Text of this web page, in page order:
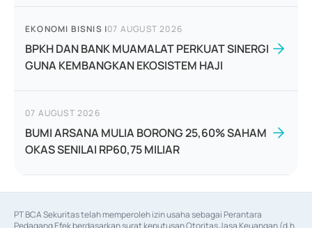
EKONOMI BISNIS |07 AUGUST 2026
BPKH DAN BANK MUAMALAT PERKUAT SINERGI
GUNA KEMBANGKAN EKOSISTEM HAJI
07 AUGUST 2026
BUMI ARSANA MULIA BORONG 25,60% SAHAM
OKAS SENILAI RP60,75 MILIAR
PT BCA Sekuritas telah memperoleh izin usaha sebagai Perantara
Pedagang Efek berdasarkan surat keputusan Otoritas Jasa Keuangan (d.h